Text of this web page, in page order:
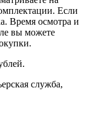
Если
Время осмотра и
вы можете
служба,